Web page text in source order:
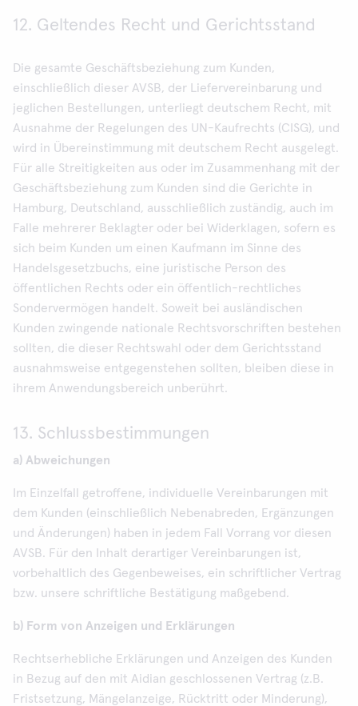
12. Geltendes Recht und Gerichtsstand
Die gesamte Geschäftsbeziehung zum Kunden,
einschließlich dieser AVSB, der Liefervereinbarung und
jeglichen Bestellungen, unterliegt deutschem Recht, mit
Ausnahme der Regelungen des UN-Kaufrechts (CISG), und
wird in Übereinstimmung mit deutschem Recht ausgelegt.
Für alle Streitigkeiten aus oder im Zusammenhang mit der
Geschäftsbeziehung zum Kunden sind die Gerichte in
Hamburg, Deutschland, ausschließlich zuständig, auch im
Falle mehrerer Beklagter oder bei Widerklagen, sofern es
sich beim Kunden um einen Kaufmann im Sinne des
Handelsgesetzbuchs, eine juristische Person des
öffentlichen Rechts oder ein öffentlich-rechtliches
Sondervermögen handelt. Soweit bei ausländischen
Kunden zwingende nationale Rechtsvorschriften bestehen
sollten, die dieser Rechtswahl oder dem Gerichtsstand
ausnahmsweise entgegenstehen sollten, bleiben diese in
ihrem Anwendungsbereich unberührt.
13. Schlussbestimmungen
a) Abweichungen
Im Einzelfall getroffene, individuelle Vereinbarungen mit
dem Kunden (einschließlich Nebenabreden, Ergänzungen
und Änderungen) haben in jedem Fall Vorrang vor diesen
AVSB. Für den Inhalt derartiger Vereinbarungen ist,
vorbehaltlich des Gegenbeweises, ein schriftlicher Vertrag
bzw. unsere schriftliche Bestätigung maßgebend.
b) Form von Anzeigen und Erklärungen
Rechtserhebliche Erklärungen und Anzeigen des Kunden
in Bezug auf den mit Aidian geschlossenen Vertrag (z.B.
Fristsetzung, Mängelanzeige, Rücktritt oder Minderung),